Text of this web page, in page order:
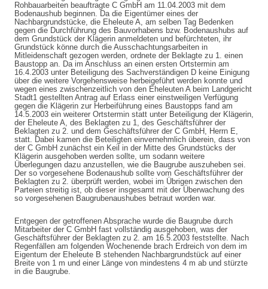
Rohbauarbeiten beauftragte C GmbH am 11.04.2003 mit dem
Bodenaushub beginnen. Da die Eigentümer eines der
Nachbargrundstücke, die Eheleute A, am selben Tag Bedenken
gegen die Durchführung des Bauvorhabens bzw. Bodenaushubs auf
dem Grundstück der Klägerin anmeldeten und befürchteten, ihr
Grundstück könne durch die Ausschachtungsarbeiten in
Mitleidenschaft gezogen werden, ordnete der Beklagte zu 1. einen
Baustopp an. Da im Anschluss an einen ersten Ortstermin am
16.4.2003 unter Beteiligung des Sachverständigen D keine Einigung
über die weitere Vorgehensweise herbeigeführt werden konnte und
wegen eines zwischenzeitlich von den Eheleuten A beim Landgericht
Stadt1 gestellten Antrag auf Erlass einer einstweiligen Verfügung
gegen die Klägerin zur Herbeiführung eines Baustopps fand am
14.5.2003 ein weiterer Ortstermin statt unter Beteiligung der Klägerin,
der Eheleute A, des Beklagten zu 1, des Geschäftsführer der
Beklagten zu 2. und dem Geschäftsführer der C GmbH, Herrn E,
statt. Dabei kamen die Beteiligten einvernehmlich überein, dass von
der C GmbH zunächst ein Keil in der Mitte des Grundstücks der
Klägerin ausgehoben werden sollte, um sodann weitere
Überlegungen dazu anzustellen, wie die Baugrube auszuheben sei.
Der so vorgesehene Bodenaushub sollte vom Geschäftsführer der
Beklagten zu 2. überprüft werden, wobei im Übrigen zwischen den
Parteien streitig ist, ob dieser insgesamt mit der Überwachung des
so vorgesehenen Baugrubenaushubes betraut worden war.
Entgegen der getroffenen Absprache wurde die Baugrube durch
Mitarbeiter der C GmbH fast vollständig ausgehoben, was der
Geschäftsführer der Beklagten zu 2. am 16.5.2003 feststellte. Nach
Regenfällen am folgenden Wochenende brach Erdreich von dem im
Eigentum der Eheleute B stehenden Nachbargrundstück auf einer
Breite von 1 m und einer Länge von mindestens 4 m ab und stürzte
in die Baugrube.